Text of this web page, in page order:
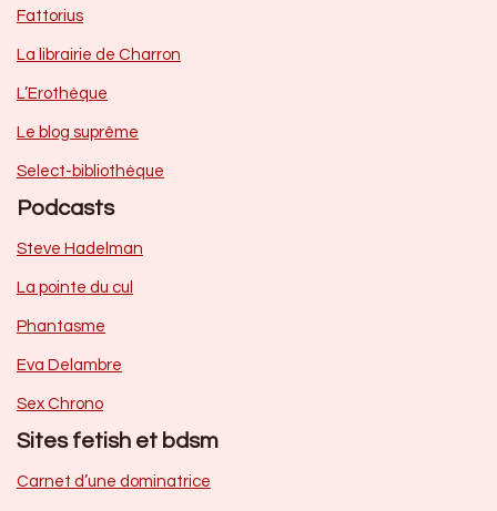
Fattorius
La librairie de Charron
L’Erothèque
Le blog suprême
Select-bibliothèque
Podcasts
Steve Hadelman
La pointe du cul
Phantasme
Eva Delambre
Sex Chrono
Sites fetish et bdsm
Carnet d’une dominatrice